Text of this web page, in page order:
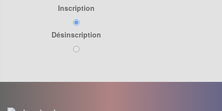
Inscription
Désinscription